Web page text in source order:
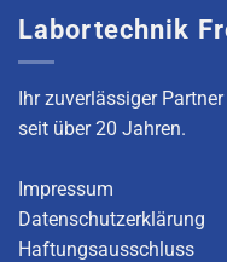
Labortechnik
Ihr zuverlässiger
seit über 20 Jahren.
Impressum
Datenschutzerklärung
Haftungsausschluss